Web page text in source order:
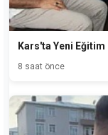
Kars'ta Yeni Eğitim
8 saat önce